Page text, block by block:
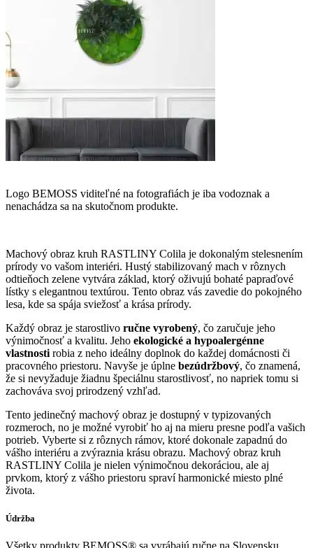
Logo BEMOSS viditeľné na fotografiách je iba vodoznak a
nenachádza sa na skutočnom produkte.
Machový obraz kruh RASTLINY Colila je dokonalým stelesnením
prírody vo vašom interiéri. Hustý stabilizovaný mach v rôznych
odtieňoch zelene vytvára základ, ktorý oživujú bohaté papraďové
lístky s elegantnou textúrou. Tento obraz vás zavedie do pokojného
lesa, kde sa spája sviežosť a krása prírody.
Každý obraz je starostlivo ručne vyrobený, čo zaručuje jeho
výnimočnosť a kvalitu. Jeho ekologické a hypoalergénne
vlastnosti robia z neho ideálny doplnok do každej domácnosti či
pracovného priestoru. Navyše je úplne bezúdržbový, čo znamená,
že si nevyžaduje žiadnu špeciálnu starostlivosť, no napriek tomu si
zachováva svoj prirodzený vzhľad.
Tento jedinečný machový obraz je dostupný v typizovaných
rozmeroch, no je možné vyrobiť ho aj na mieru presne podľa vašich
potrieb. Vyberte si z rôznych rámov, ktoré dokonale zapadnú do
vášho interiéru a zvýraznia krásu obrazu. Machový obraz kruh
RASTLINY Colila je nielen výnimočnou dekoráciou, ale aj
prvkom, ktorý z vášho priestoru spraví harmonické miesto plné
života.
Údržba
Všetky produkty BEMOSS® sa vyrábajú ručne na Slovensku.